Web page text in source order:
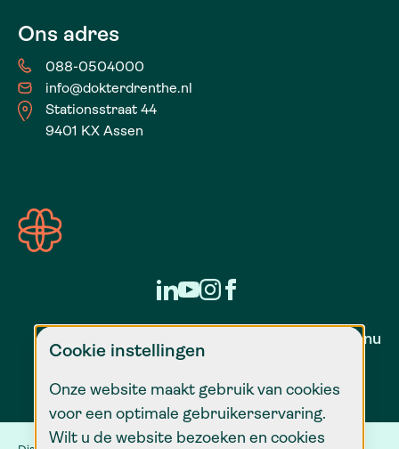
Cookie instellingen
Onze website maakt gebruik van cookies
voor een optimale gebruikerservaring.
Wilt u de website bezoeken en cookies
Ons adres
088-0504000
info@dokterdrenthe.nl
Stationsstraat 44
9401 KX Assen
Zorg voor nu